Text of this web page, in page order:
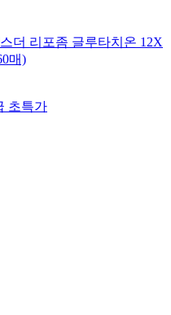
더 리포좀 글루타치온 12X
매)
초특가